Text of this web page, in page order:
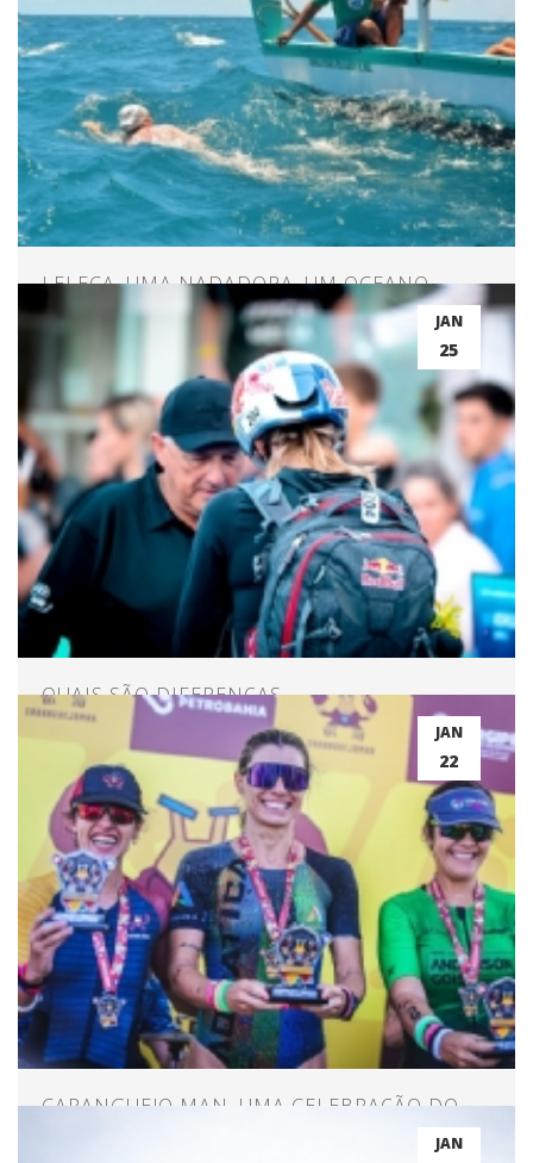
LELECA, UMA NADADORA, UM OCEANO,
CARAVELAS E 60 KM DE CORAGEM
JAN
25
QUAIS SÃO DIFERENÇAS
COMPORTAMENTAIS E CONCENTRAÇÃO
ENTRE ATLETAS DE ELITE E AMADORES?
JAN
22
CARANGUEJO MAN, UMA CELEBRAÇÃO DO
JAN